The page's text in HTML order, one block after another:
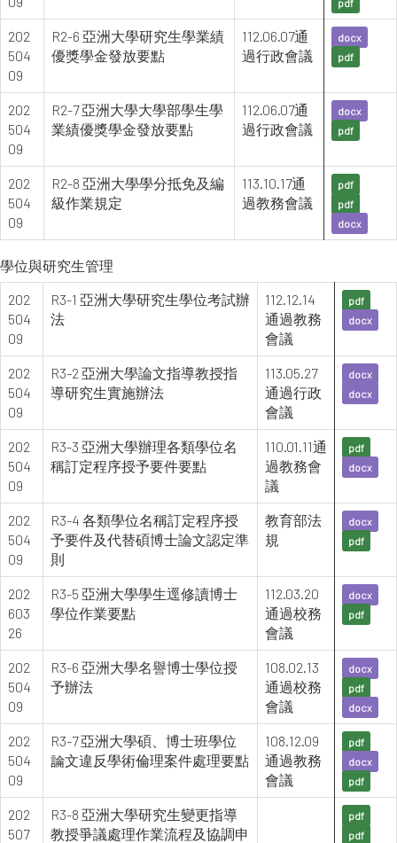
202
504
09
R2-6 亞洲大學研究生學業績
優獎學金發放要點
112.06.07通
過行政會議
docx
pdf
202
504
09
R2-7 亞洲大學大學部學生學
業績優獎學金發放要點
112.06.07通
過行政會議
docx
pdf
202
504
09
R2-8 亞洲大學學分抵免及編
級作業規定
113.10.17通
過教務會議
pdf
pdf
docx
學位與研究生管理
202
504
09
R3-1 亞洲大學研究生學位考試辦
法
112.12.14
通過教務
會議
pdf
docx
202
504
09
R3-2 亞洲大學論文指導教授指
導研究生實施辦法
113.05.27
通過行政
會議
docx
docx
202
504
09
R3-3 亞洲大學辦理各類學位名
稱訂定程序授予要件要點
110.01.11通
過教務會
議
pdf
docx
202
504
09
R3-4 各類學位名稱訂定程序授
予要件及代替碩博士論文認定準
則
教育部法
規
docx
pdf
202
603
26
R3-5 亞洲大學學生逕修讀博士
學位作業要點
112.03.20
通過校務
會議
docx
pdf
202
504
09
R3-6 亞洲大學名譽博士學位授
予辦法
108.02.13
通過校務
會議
docx
pdf
docx
202
504
09
R3-7 亞洲大學碩、博士班學位
論文違反學術倫理案件處理要點
108.12.09
通過教務
會議
pdf
docx
pdf
202
507
R3-8 亞洲大學研究生變更指導
教授爭議處理作業流程及協調申
pdf
pdf